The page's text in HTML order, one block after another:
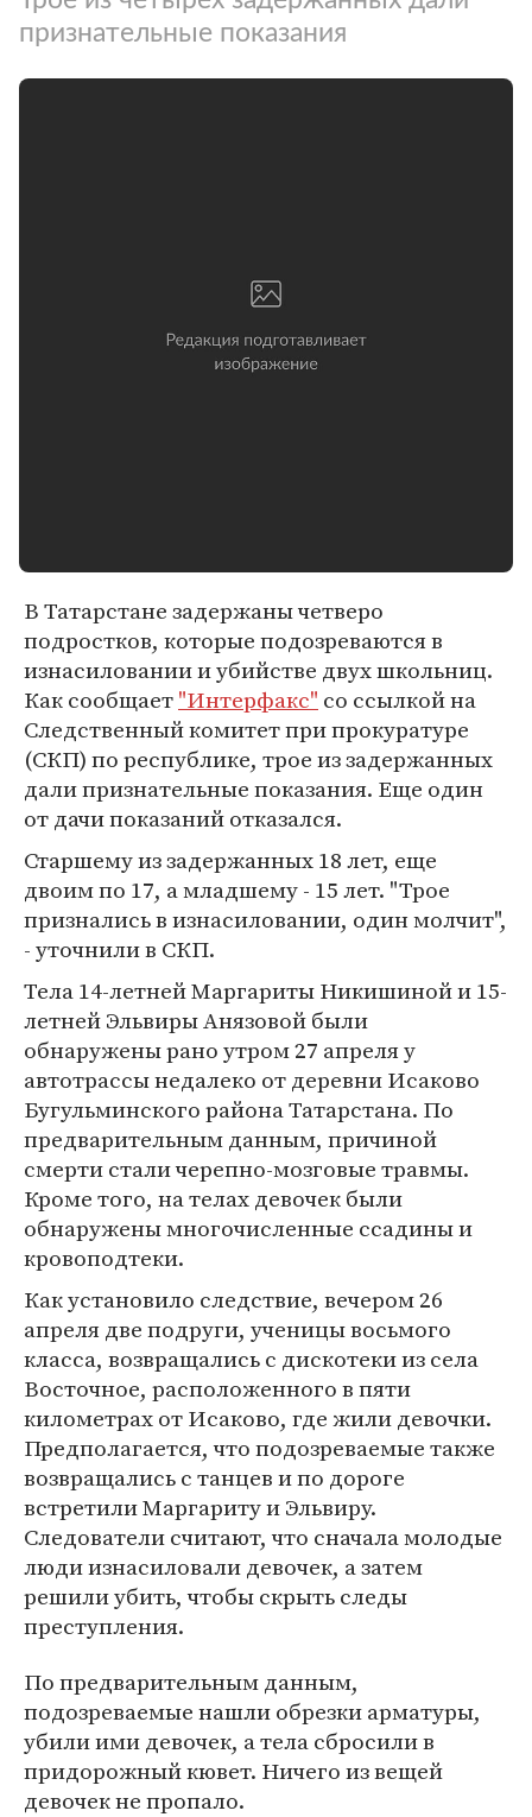
признательные показания
В Татарстане задержаны четверо
подростков, которые подозреваются в
изнасиловании и убийстве двух школьниц.
Как сообщает"Интерфакс" со ссылкой на
Следственный комитет при прокуратуре
(СКП) по республике, трое из задержанных
дали признательные показания. Еще один
от дачи показаний отказался.
Старшему из задержанных 18 лет, еще
двоим по 17, а младшему - 15 лет. "Трое
признались в изнасиловании, один молчит",
- уточнили в СКП.
Тела 14-летней Маргариты Никишиной и 15-
летней Эльвиры Анязовой были
обнаружены рано утром 27 апреля у
автотрассы недалеко от деревни Исаково
Бугульминского района Татарстана. По
предварительным данным, причиной
смерти стали черепно-мозговые травмы.
Кроме того, на телах девочек были
обнаружены многочисленные ссадины и
кровоподтеки.
Как установило следствие, вечером 26
апреля две подруги, ученицы восьмого
класса, возвращались с дискотеки из села
Восточное, расположенного в пяти
километрах от Исаково, где жили девочки.
Предполагается, что подозреваемые также
возвращались с танцев и по дороге
встретили Маргариту и Эльвиру.
Следователи считают, что сначала молодые
люди изнасиловали девочек, а затем
решили убить, чтобы скрыть следы
преступления.
По предварительным данным,
подозреваемые нашли обрезки арматуры,
убили ими девочек, а тела сбросили в
придорожный кювет. Ничего из вещей
девочек не пропало.